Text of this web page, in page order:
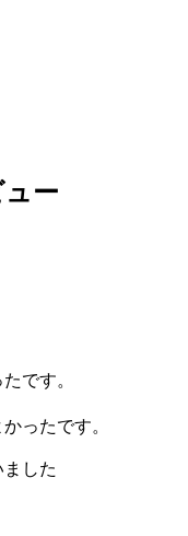
ー
です。
ったです。
した